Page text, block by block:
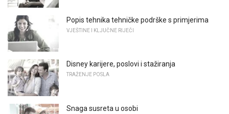
Popis tehnika tehničke podrške s primjerima
VJEŠTINE I KLJUČNE RIJEČI
Disney karijere, poslovi i stažiranja
TRAŽENJE POSLA
Snaga susreta u osobi